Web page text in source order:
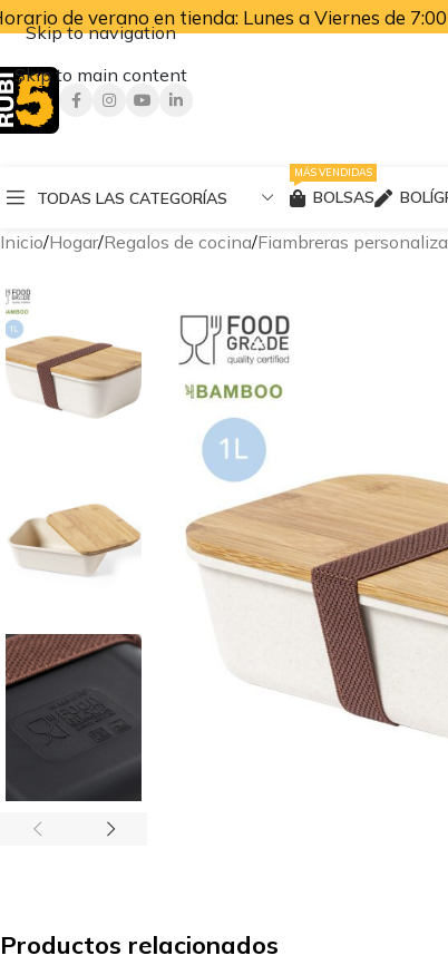
Skip to navigation
Skip to main content
de verano en tienda: Lunes a Viernes de
TODAS LAS CATEGORÍAS BOLSAS
MÁS VENDIDAS
Inicio Hogar Regalos de cocina Fiambreras
Productos relacionados